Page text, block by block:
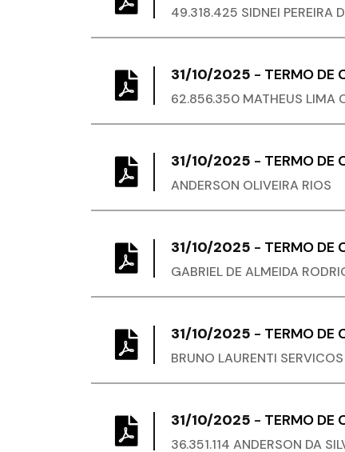
49.318.425 SIDNEI PEREIRA
31/10/2025 - TERMO DE
62.856.350 MATHEUS LIMA
31/10/2025 - TERMO DE
ANDERSON OLIVEIRA RIOS
31/10/2025 - TERMO DE
GABRIEL DE ALMEIDA
31/10/2025 - TERMO DE
BRUNO LAURENTI
31/10/2025 - TERMO DE
36.351.114 ANDERSON DA